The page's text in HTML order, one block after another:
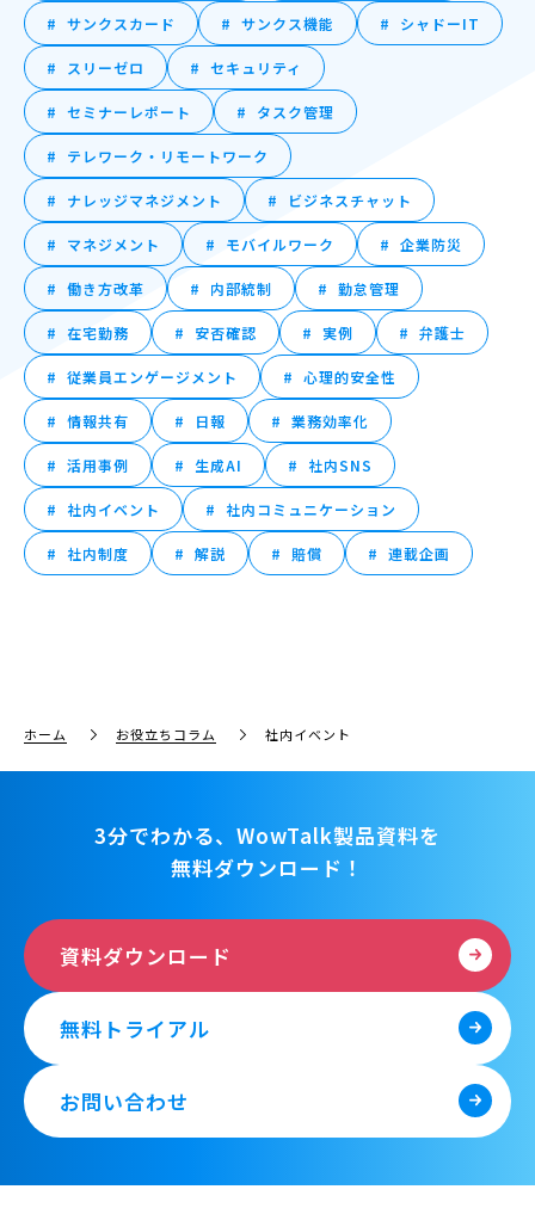
サンクスカード サンクス機能 シャドーIT
スリーゼロ セキュリティ
セミナーレポート タスク管理
テレワーク・リモートワーク
ナレッジマネジメント ビジネスチャット
マネジメント モバイルワーク 企業防災
働き方改革 内部統制 勤怠管理
在宅勤務 安否確認 実例 弁護士
従業員エンゲージメント 心理的安全性
情報共有 日報 業務効率化
活用事例 生成AI 社内SNS
社内イベント 社内コミュニケーション
社内制度 解説 賠償 連載企画
ホーム お役立ちコラム 社内イベント
3分でわかる、WowTalk製品資料を
無料ダウンロード！
資料ダウンロード
無料トライアル
お問い合わせ